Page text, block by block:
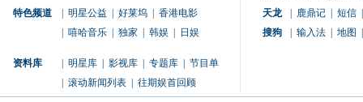
特色频道 明星公益 好莱坞
香港电影
嘻哈音乐 独家 韩娱 日娱
资料库 明星库 影视库 专题库
节目单
滚动新闻列表 往期娱首回顾
天龙
鹿鼎记 短信
搜狗
输入法 地图